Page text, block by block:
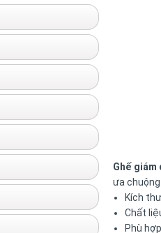
Ghế giám
ưa
Kích
Chất
Phù